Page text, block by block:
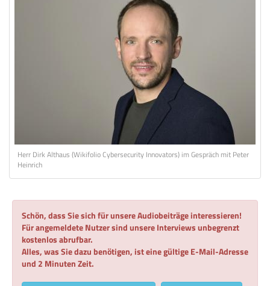
Herr Dirk Althaus (Wikifolio Cybersecurity Innovators) im Gespräch mit Peter
Heinrich
Schön, dass Sie sich für unsere Audiobeiträge interessieren!
Für angemeldete Nutzer sind unsere Interviews unbegrenzt
kostenlos abrufbar.
Alles, was Sie dazu benötigen, ist eine gültige E-Mail-Adresse
und 2 Minuten Zeit.